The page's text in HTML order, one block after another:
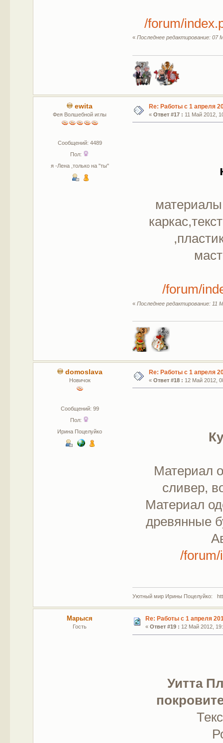
/forum/
«Последнее редактирование: 07
ewita
Фея Волшебной иглы
Сообщений: 4489
Пол:
я -Лена ,только на "ты"
Re: Работы с 1 апреля
« Ответ #17 : 11 Май 2012,
материалы
/forum/
«Последнее редактирование: 11
domoslava
Новичок
Сообщений: 99
Пол:
Ирина Поцелуйко
Re: Работы с 1 апреля
« Ответ #18 : 12 Май 2012,
Материал
сливер,
Материал
древянные
/
Уютный мир Ирины Поцелуйко:
Марыся
Гость
Re: Работы с 1 апреля
« Ответ #19 : 12 Май 2012,
Уитта